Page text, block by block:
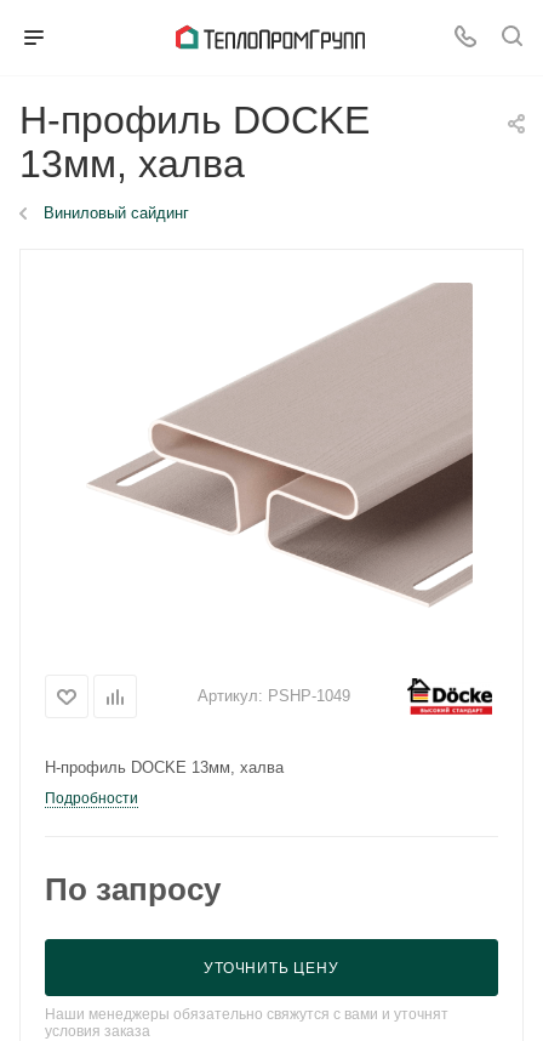
H-профиль DOCKE
13мм, халва
Виниловый сайдинг
Артикул: PSHP-1049
Н-профиль DOCKE 13мм, халва
Подробности
По запросу
УТОЧНИТЬ ЦЕНУ
Наши менеджеры обязательно свяжутся с вами и уточнят
условия заказа